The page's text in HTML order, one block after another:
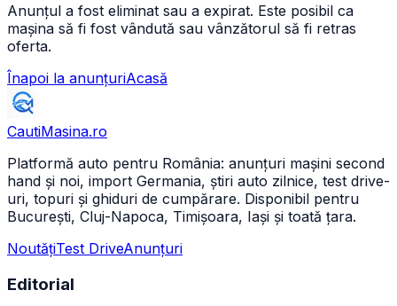
Anunțul a fost eliminat sau a expirat. Este posibil ca
mașina să fi fost vândută sau vânzătorul să fi retras
oferta.
Înapoi la anunțuriAcasă
CautiMasina.ro
Platformă auto pentru România: anunțuri mașini second
hand și noi, import Germania, știri auto zilnice, test drive-
uri, topuri și ghiduri de cumpărare. Disponibil pentru
București, Cluj-Napoca, Timișoara, Iași și toată țara.
NoutățiTest DriveAnunțuri
Editorial